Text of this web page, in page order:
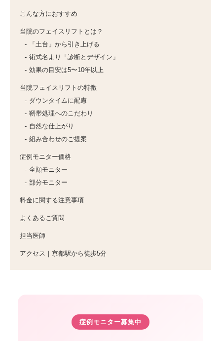
こんな方におすすめ
当院のフェイスリフトとは？
「土台」から引き上げる
術式名より「診断とデザイン」
効果の目安は5〜10年以上
当院フェイスリフトの特徴
ダウンタイムに配慮
靭帯処理へのこだわり
自然な仕上がり
組み合わせのご提案
症例モニター価格
全顔モニター
部分モニター
料金に関する注意事項
よくあるご質問
担当医師
アクセス｜京都駅から徒歩5分
症例モニター募集中